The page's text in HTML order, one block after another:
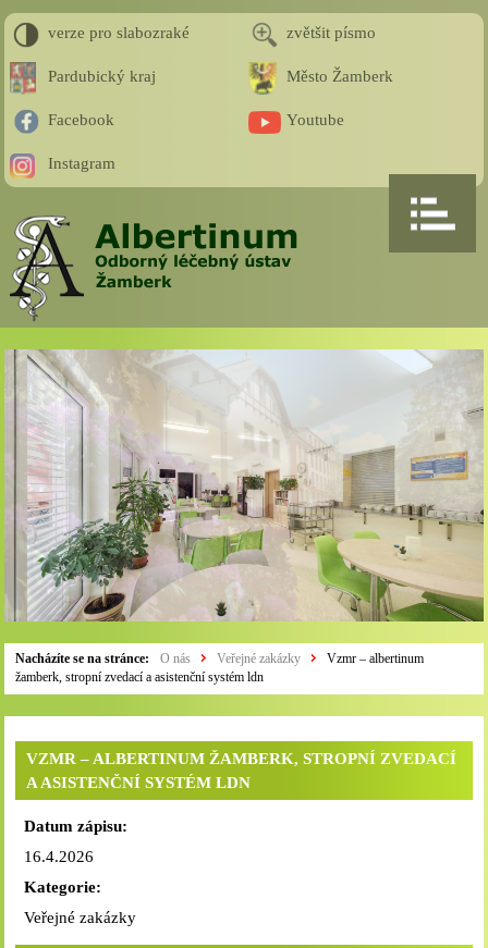
verze pro slabozraké zvětšit písmo
Pardubický kraj Město Žamberk
Facebook Youtube
Instagram
Nacházíte se na stránce: O nás Veřejné zakázky
Vzmr – albertinum
žamberk, stropní zvedací a asistenční systém ldn
VZMR – ALBERTINUM ŽAMBERK, STROPNÍ ZVEDACÍ
A ASISTENČNÍ SYSTÉM LDN
Datum zápisu:
16.4.2026
Kategorie:
Veřejné zakázky